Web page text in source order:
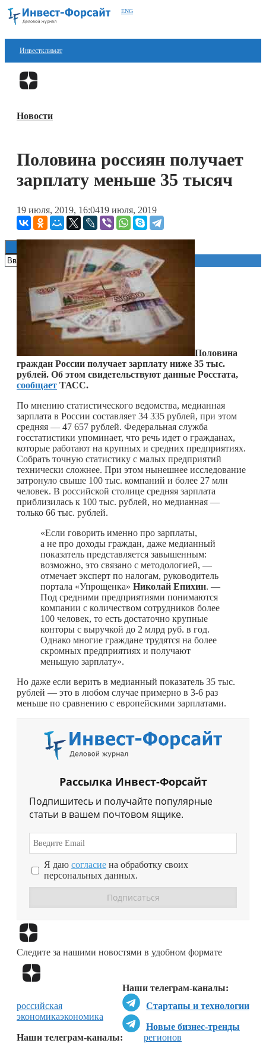
ENG
Инвестклимат
Финансы
Блокчейн
Книги
Новости
Половина россиян получает
зарплату меньше 35 тысяч
19 июля, 2019, 16:0419 июля, 2019
Половина
граждан России получает зарплату ниже 35 тыс.
рублей. Об этом свидетельствуют данные Росстата,
сообщает ТАСС.
По мнению статистического ведомства, медианная
зарплата в России составляет 34 335 рублей, при этом
средняя — 47 657 рублей. Федеральная служба
госстатистики упоминает, что речь идет о гражданах,
которые работают на крупных и средних предприятиях.
Собрать точную статистику с малых предприятий
технически сложнее. При этом нынешнее исследование
затронуло свыше 100 тыс. компаний и более 27 млн
человек. В российской столице средняя зарплата
приблизилась к 100 тыс. рублей, но медианная —
только 66 тыc. рублей.
«Если говорить именно про зарплаты,
а не про доходы граждан, даже медианный
показатель представляется завышенным:
возможно, это связано с методологией, —
отмечает эксперт по налогам, руководитель
портала «Упрощенка» Николай Епихин. —
Под средними предприятиями понимаются
компании с количеством сотрудников более
100 человек, то есть достаточно крупные
конторы с выручкой до 2 млрд руб. в год.
Однако многие граждане трудятся на более
скромных предприятиях и получают
меньшую зарплату».
Но даже если верить в медианный показатель 35 тыс.
рублей — это в любом случае примерно в 3-6 раз
меньше по сравнению с европейскими зарплатами.
Рассылка Инвест-Форсайт
Подпишитесь и получайте популярные
статьи в вашем почтовом ящике.
Я даю согласие на обработку своих
персональных данных.
Следите за нашими новостями в удобном формате
Наши телеграм-каналы:
Стартапы и технологии
Новые бизнес-тренды
Наши телеграм-каналы:
российская
экономикаэкономика
регионов